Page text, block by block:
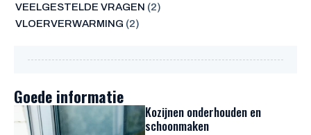
VEELGESTELDE VRAGEN (2)
VLOERVERWARMING (2)
Goede informatie
Kozijnen onderhouden en
schoonmaken